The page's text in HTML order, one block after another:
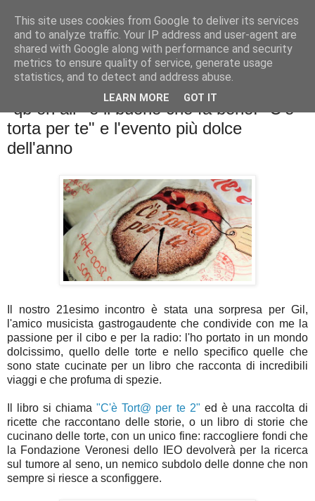
La cucina di QB
Se l'uomo è ciò che mangia il cuoco è ciò che cucina?
"qb on air" e il buono che fa bene: "C'è
torta per te" e l'evento più dolce
dell'anno
Il nostro 21esimo incontro è stata una sorpresa per Gil,
l'amico musicista gastrogaudente che condivide con me la
passione per il cibo e per la radio: l'ho portato in un mondo
dolcissimo, quello delle torte e nello specifico quelle che
sono state cucinate per un libro che racconta di incredibili
viaggi e che profuma di spezie.
Il libro si chiama"C'è Tort@ per te 2" ed è una raccolta di
ricette che raccontano delle storie, o un libro di storie che
cucinano delle torte, con un unico fine: raccogliere fondi che
la Fondazione Veronesi dello IEO devolverà per la ricerca
sul tumore al seno, un nemico subdolo delle donne che non
sempre si riesce a sconfiggere.
This site uses cookies from Google to deliver its services
and to analyze traffic. Your IP address and user-agent are
shared with Google along with performance and security
metrics to ensure quality of service, generate usage
statistics, and to detect and address abuse.
LEARN MORE GOT IT